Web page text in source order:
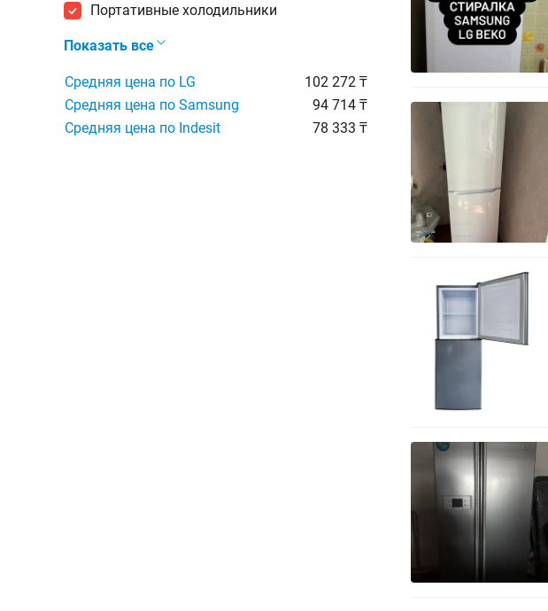
портативные холодильники
Показать все
Средняя цена по LG
102 272 ₸
Средняя цена по Samsung
94 714 ₸
Средняя цена по Indesit
78 333 ₸